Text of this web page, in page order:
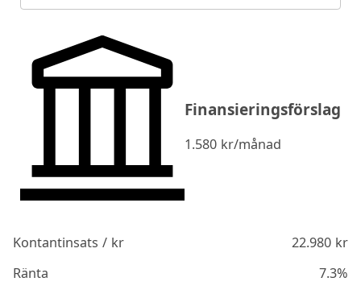
Finansieringsförslag
1.580 kr/månad
Kontantinsats / kr 22.980kr
Ränta
7.3%